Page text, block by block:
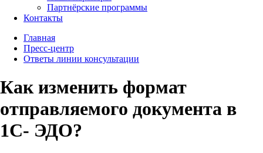
Партнёрские программы
Контакты
Главная
Пресс-центр
Ответы линии консультации
Как изменить формат
отправляемого документа в
1С- ЭДО?